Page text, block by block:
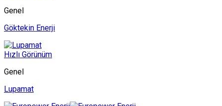
Genel
Göktekin Enerji
Hızlı Görünüm
Genel
Lupamat